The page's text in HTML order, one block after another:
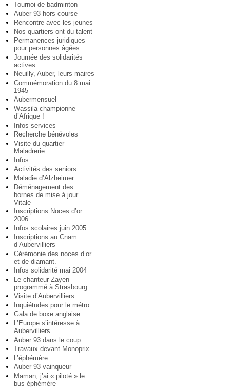
Tournoi de badminton
Auber 93 hors course
Rencontre avec les jeunes
Nos quartiers ont du talent
Permanences juridiques
pour personnes âgées
Journée des solidarités
actives
Neuilly, Auber, leurs maires
Commémoration du 8 mai
1945
Aubermensuel
Wassila championne
d’Afrique !
Infos services
Recherche bénévoles
Visite du quartier
Maladrerie
Infos
Activités des seniors
Maladie d’Alzheimer
Déménagement des
bornes de mise à jour
Vitale
Inscriptions Noces d’or
2006
Infos scolaires juin 2005
Inscriptions au Cnam
d’Aubervilliers
Cérémonie des noces d’or
et de diamant.
Infos solidarité mai 2004
Le chanteur Zayen
programmé à Strasbourg
Visite d’Aubervilliers
Inquiétudes pour le métro
Gala de boxe anglaise
L’Europe s’intéresse à
Aubervilliers
Auber 93 dans le coup
Travaux devant Monoprix
L’éphémère
Auber 93 vainqueur
Maman, j’ai « piloté » le
bus éphémère